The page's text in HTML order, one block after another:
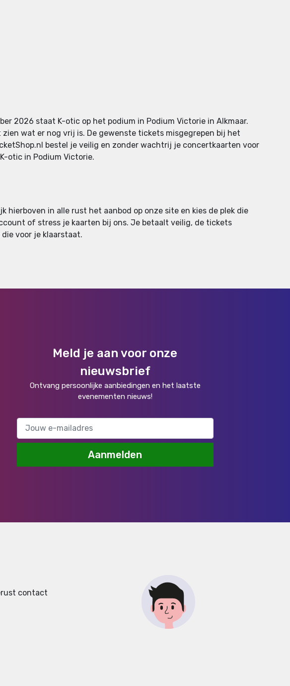
2026 staat K-otic op het podium in Podium Victorie in Alkmaar.
wat er nog vrij is. De gewenste tickets misgegrepen bij het
bestel je veilig en zonder wachtrij je concertkaarten voor
otic in Podium Victorie.
in alle rust het aanbod op onze site en kies de plek die
of stress je kaarten bij ons. Je betaalt veilig, de tickets
voor je klaarstaat.
Meld je aan voor onze
nieuwsbrief
Ontvang persoonlijke aanbiedingen en het laatste
evenementen nieuws!
Aanmelden
contact